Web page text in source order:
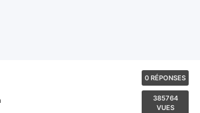
0 RÉPONSES
385764
VUES